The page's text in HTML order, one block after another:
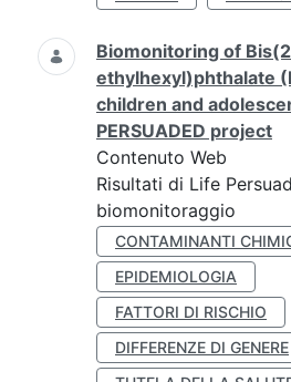
Biomonitoring of
ethylhexyl)phthalate
children and
PERSUADED project
Contenuto Web
Risultati di Life
biomonitoraggio
CONTAMINANTI
EPIDEMIOLOGIA
FATTORI DI RISCHIO
DIFFERENZE DI GENERE